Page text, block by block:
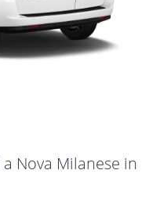
a Nova Milanese in